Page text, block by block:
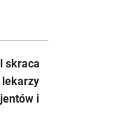
skraca
lekarzy
i